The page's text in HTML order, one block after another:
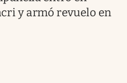
y armó revuelo en